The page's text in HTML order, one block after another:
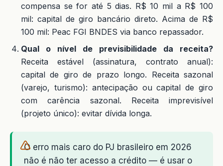
compensa se for até 5 dias. R$ 10 mil a R$ 100
mil: capital de giro bancário direto. Acima de R$
100 mil: Peac FGI BNDES via banco repassador.
Qual o nível de previsibilidade da receita?
Receita estável (assinatura, contrato anual):
capital de giro de prazo longo. Receita sazonal
(varejo, turismo): antecipação ou capital de giro
com carência sazonal. Receita imprevisível
(projeto único): evitar dívida longa.
O erro mais caro do PJ brasileiro em 2026
não é não ter acesso a crédito — é usar o